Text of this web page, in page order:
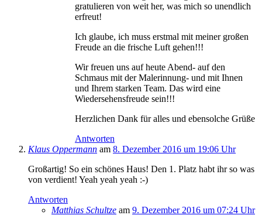
gratulieren von weit her, was mich so unendlich
erfreut!
Ich glaube, ich muss erstmal mit meiner großen
Freude an die frische Luft gehen!!!
Wir freuen uns auf heute Abend- auf den
Schmaus mit der Malerinnung- und mit Ihnen
und Ihrem starken Team. Das wird eine
Wiedersehensfreude sein!!!
Herzlichen Dank für alles und ebensolche Grüße
Antworten
Klaus Oppermann am 8. Dezember 2016 um 19:06 Uhr
Großartig! So ein schönes Haus! Den 1. Platz habt ihr so was
von verdient! Yeah yeah yeah :-)
Antworten
Matthias Schultze am 9. Dezember 2016 um 07:24 Uhr